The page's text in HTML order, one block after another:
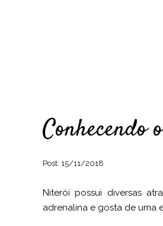
Post: 15/11/2018
Niterói possui diversas
adrenalina e gosta de uma